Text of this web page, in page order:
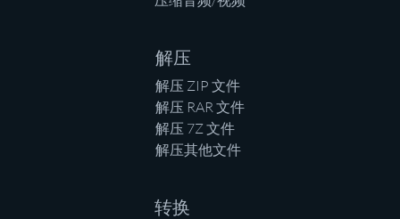
解压
解压 ZIP 文件
解压 RAR 文件
解压 7Z 文件
解压其他文件
转换